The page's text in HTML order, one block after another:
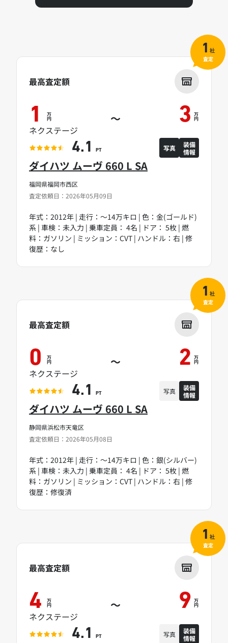
福岡県福岡市西区
査定依頼日：2026年05月09日
ダイハツ ムーヴ 660 L SA
年式：2012年 | 走行：～14万キロ | 色：金(ゴールド)
系 | 車検：未入力 | 乗車定員： 4名 | ドア： 5枚 | 燃
料：ガソリン | ミッション：CVT | ハンドル：右 | 修
復歴：なし
最高査定額
1 万
円 ～ 3 万
円
ネクステージ
4.1 PT 写真
装備
情報
1 社
査定
静岡県浜松市天竜区
査定依頼日：2026年05月08日
ダイハツ ムーヴ 660 L SA
年式：2012年 | 走行：～14万キロ | 色：銀(シルバー)
系 | 車検：未入力 | 乗車定員： 4名 | ドア： 5枚 | 燃
料：ガソリン | ミッション：CVT | ハンドル：右 | 修
復歴：修復済
最高査定額
0 万
円 ～ 2 万
円
ネクステージ
4.1 PT 写真
装備
情報
1 社
査定
最高査定額
4 万
円 ～ 9 万
円
ネクステージ
4.1 PT 写真
装備
情報
1 社
査定